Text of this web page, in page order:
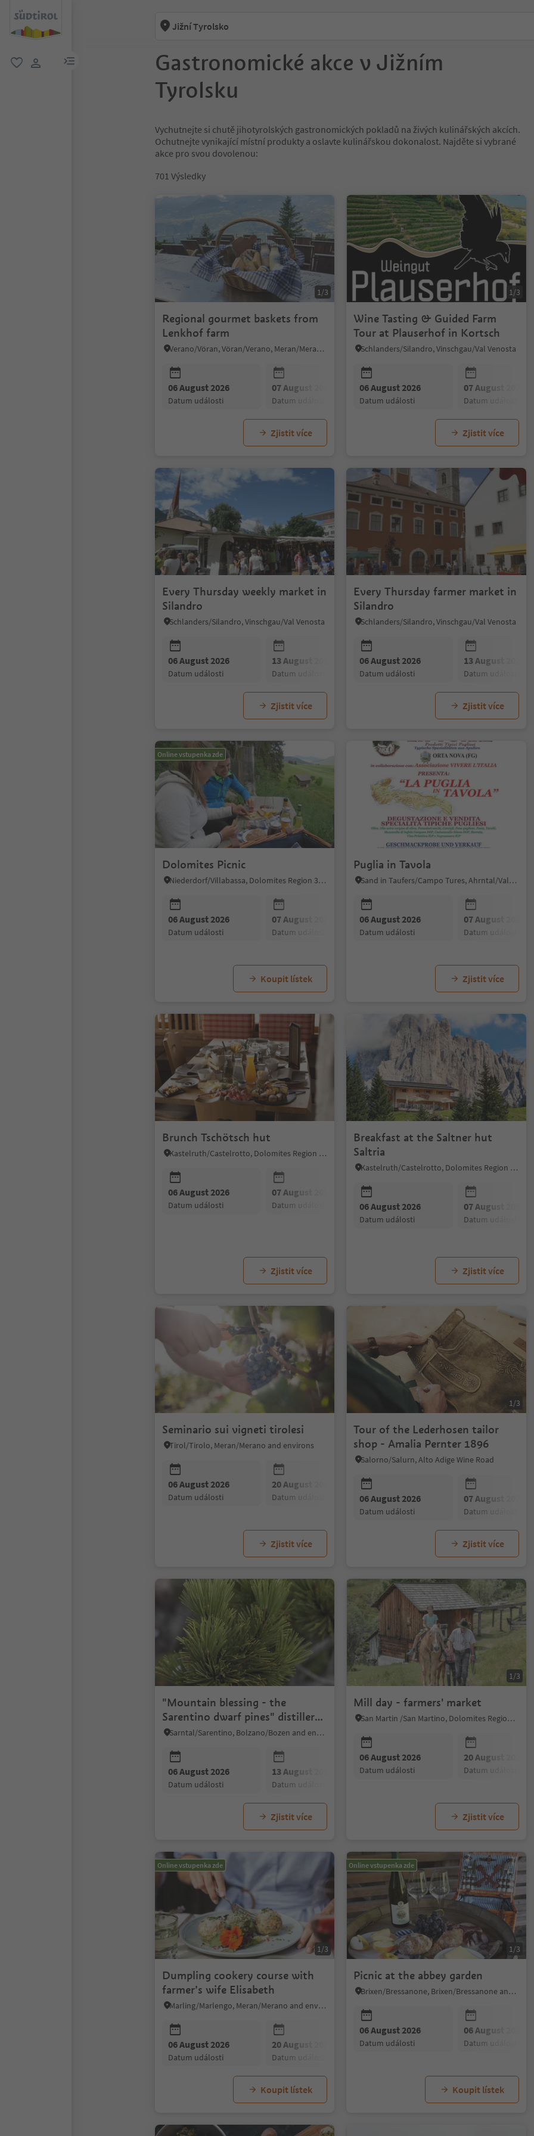
odkaz na menu
Jižní Tyrolsko
Gastronomické akce v Jižním
Tyrolsku
Vychutnejte si chutě jihotyrolských gastronomických pokladů na živých kulinářských akcích.
Ochutnejte vynikající místní produkty a oslavte kulinářskou dokonalost. Najděte si vybrané
akce pro svou dovolenou:
701 Výsledky
1/3
Regional gourmet baskets from
Lenkhof farm
Verano/Vöran, Vöran/Verano, Meran/Merano and environs
06 August 2026
datum události
07 August 2026
datum události
08 August 2026
datum události
09 August
datum události
Zjistit více
1/3
Wine Tasting & Guided Farm
Tour at Plauserhof in Kortsch
Schlanders/Silandro, Vinschgau/Val Venosta
06 August 2026
datum události
07 August 2026
datum události
Zjistit více
Every Thursday weekly market in
Silandro
Schlanders/Silandro, Vinschgau/Val Venosta
06 August 2026
datum události
13 August 2026
datum události
20 August 2026
datum události
27 August
datum události
Zjistit více
Every Thursday farmer market in
Silandro
Schlanders/Silandro, Vinschgau/Val Venosta
06 August 2026
datum události
13 August 2026
datum události
Zjistit více
Online vstupenka zde
Dolomites Picnic
Niederdorf/Villabassa, Dolomites Region 3 Zinnen
06 August 2026
datum události
07 August 2026
datum události
11 August 2026
datum události
12 August
datum události
Koupit lístek
Puglia in Tavola
Sand in Taufers/Campo Tures, Ahrntal/Valle Aurina
06 August 2026
datum události
07 August 2026
datum události
Zjistit více
Brunch Tschötsch hut
Kastelruth/Castelrotto, Dolomites Region Seiser Alm
06 August 2026
datum události
07 August 2026
datum události datum události datum události
Zjistit více
Breakfast at the Saltner hut
Saltria
Kastelruth/Castelrotto, Dolomites Region Seiser Alm
06 August 2026
datum události
07 August 2026
datum události
Zjistit více
Seminario sui vigneti tirolesi
Tirol/Tirolo, Meran/Merano and environs
06 August 2026
datum události
20 August 2026
datum události
Zjistit více
1/3
Tour of the Lederhosen tailor
shop - Amalia Pernter 1896
Salorno/Salurn, Alto Adige Wine Road
06 August 2026
datum události
07 August 2026
datum události
Zjistit více
"Mountain blessing - the
Sarentino dwarf pines" distillery
visit & Kneipp Area
Sarntal/Sarentino, Bolzano/Bozen and environs
06 August 2026
datum události
13 August 2026
datum události
20 August 2026 27 August
Zjistit více
1/3
Mill day - farmers' market
San Martin /San Martino, Dolomites Region Kronplatz/Plan de Corones
06 August 2026
datum události
20 August 2026
datum události
Zjistit více
Online vstupenka zde
1/3
Dumpling cookery course with
farmer’s wife Elisabeth
Marling/Marlengo, Meran/Merano and environs
06 August 2026
datum události
20 August 2026
datum události
03 September 2026 17
Koupit lístek
Online vstupenka zde
1/3
Picnic at the abbey garden
Brixen/Bressanone, Brixen/Bressanone and environs
06 August 2026
datum události
06 August 2026
datum události
Koupit lístek